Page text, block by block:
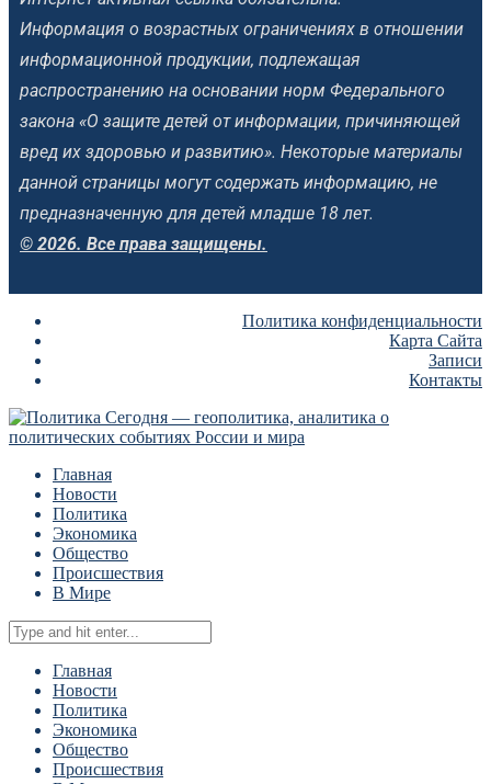
Информация о возрастных ограничениях в отношении
информационной продукции, подлежащая
распространению на основании норм Федерального
закона «О защите детей от информации, причиняющей
вред их здоровью и развитию». Некоторые материалы
данной страницы могут содержать информацию, не
предназначенную для детей младше 18 лет.
© 2026. Все права защищены.
Политика конфиденциальности
Карта Сайта
Записи
Контакты
Главная
Новости
Политика
Экономика
Общество
Происшествия
В Мире
Главная
Новости
Политика
Экономика
Общество
Происшествия